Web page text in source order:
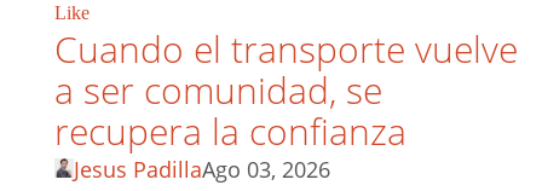
Like
Cuando el transporte vuelve
a ser comunidad, se
recupera la confianza
Jesus PadillaAgo 03, 2026